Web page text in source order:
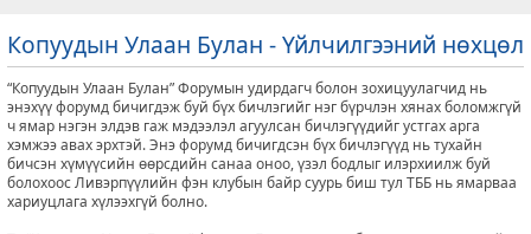
Копуудын Улаан Булан - Үйлчилгээний нөхцөл
“Копуудын Улаан Булан” Форумын удирдагч болон зохицуулагчид нь
энэхүү форумд бичигдэж буй бүх бичлэгийг нэг бүрчлэн хянах боломжгүй
ч ямар нэгэн элдэв гаж мэдээлэл агуулсан бичлэгүүдийг устгах арга
хэмжээ авах эрхтэй. Энэ форумд бичигдсэн бүх бичлэгүүд нь тухайн
бичсэн хүмүүсийн өөрсдийн санаа оноо, үзэл бодлыг илэрхиилж буй
болохоос Ливэрпүүлийн фэн клубын байр суурь биш тул ТББ нь ямарваа
хариуцлага хүлээхгүй болно.